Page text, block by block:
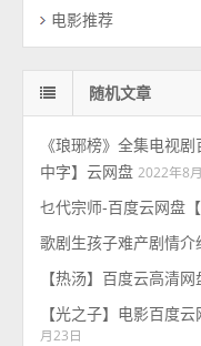
电影推荐
随机文章
《琅琊榜》全集电视
中字】云网盘 2022年8
乜代宗师-百度云网盘
歌剧生孩子难产剧情介
【热汤】百度云高清网
【光之子】电影百度
月23日